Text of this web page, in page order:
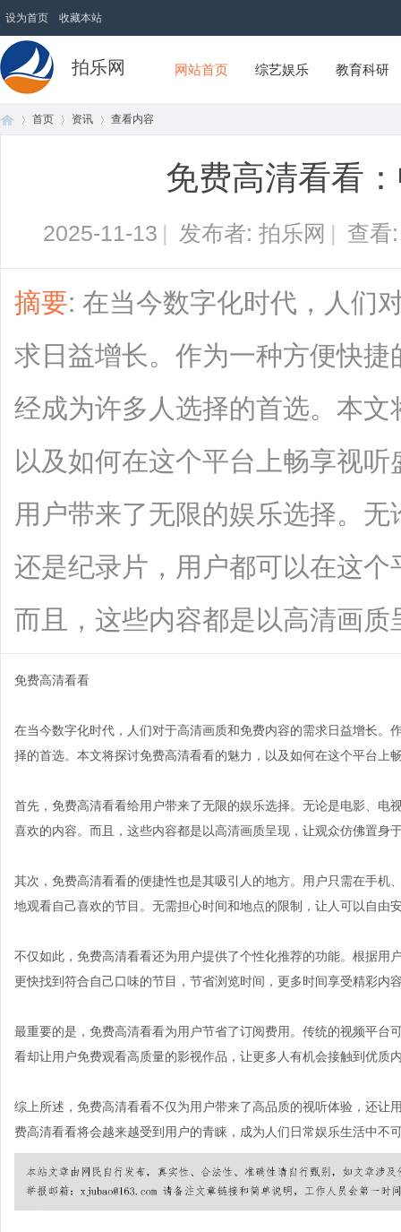
设为首页 收藏本站
拍乐网 网站首页 综艺娱乐 教育科研
首页 资讯 查看内容
免费高清看看
2025-11-13 | 发布者: 拍乐网 | 查
摘要: 在当今数字化时代，人们
求日益增长。作为一种方便快
经成为许多人选择的首选。本
以及如何在这个平台上畅享视
用户带来了无限的娱乐选择。
还是纪录片，用户都可以在这
而且，这些内容都是以高清画质
免费高清看看
在当今数字化时代，人们对于高清画质和免费内容的需求日益增长。
择的首选。本文将探讨免费高清看看的魅力，以及如何在这个平台上
首先，免费高清看看给用户带来了无限的娱乐选择。无论是电影、电
喜欢的内容。而且，这些内容都是以高清画质呈现，让观众仿佛置身
其次，免费高清看看的便捷性也是其吸引人的地方。用户只需在手机
地观看自己喜欢的节目。无需担心时间和地点的限制，让人可以自由
不仅如此，免费高清看看还为用户提供了个性化推荐的功能。根据用
更快找到符合自己口味的节目，节省浏览时间，更多时间享受精彩内
最重要的是，免费高清看看为用户节省了订阅费用。传统的视频平台
看却让用户免费观看高质量的影视作品，让更多人有机会接触到优质
综上所述，免费高清看看不仅为用户带来了高品质的视听体验，还让
费高清看看将会越来越受到用户的青睐，成为人们日常娱乐生活中不